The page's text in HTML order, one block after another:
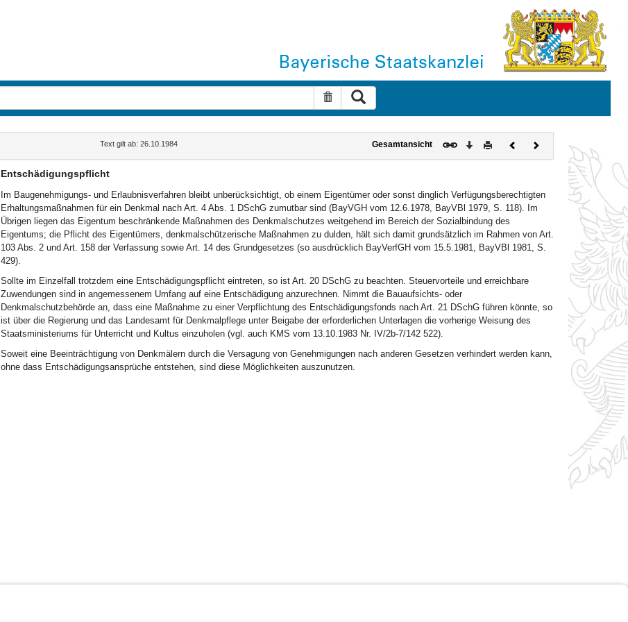
Suche zurücksetzen
Text gilt ab: 26.10.1984 Gesamtansicht Download
DruckenVorherigesNächstes
Dokument
Entschädigungspflicht
Im Baugenehmigungs- und Erlaubnisverfahren bleibt unberücksichtigt, ob einem Eigentümer oder sonst dinglich Verfügungsberechtigten
Erhaltungsmaßnahmen für ein Denkmal nach Art. 4 Abs. 1 DSchG zumutbar sind (BayVGH vom 12.6.1978, BayVBl 1979, S. 118). Im
Übrigen liegen das Eigentum beschränkende Maßnahmen des Denkmalschutzes weitgehend im Bereich der Sozialbindung des
Eigentums; die Pflicht des Eigentümers, denkmalschützerische Maßnahmen zu dulden, hält sich damit grundsätzlich im Rahmen von Art.
103 Abs. 2 und Art. 158 der Verfassung sowie Art. 14 des Grundgesetzes (so ausdrücklich BayVerfGH vom 15.5.1981, BayVBl 1981, S.
429).
Sollte im Einzelfall trotzdem eine Entschädigungspflicht eintreten, so ist Art. 20 DSchG zu beachten. Steuervorteile und erreichbare
Zuwendungen sind in angemessenem Umfang auf eine Entschädigung anzurechnen. Nimmt die Bauaufsichts- oder
Denkmalschutzbehörde an, dass eine Maßnahme zu einer Verpflichtung des Entschädigungsfonds nach Art. 21 DSchG führen könnte, so
ist über die Regierung und das Landesamt für Denkmalpflege unter Beigabe der erforderlichen Unterlagen die vorherige Weisung des
Staatsministeriums für Unterricht und Kultus einzuholen (vgl. auch KMS vom 13.10.1983 Nr. IV/2b-7/142 522).
Soweit eine Beeinträchtigung von Denkmälern durch die Versagung von Genehmigungen nach anderen Gesetzen verhindert werden kann,
ohne dass Entschädigungsansprüche entstehen, sind diese Möglichkeiten auszunutzen.